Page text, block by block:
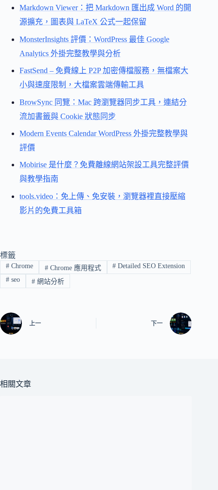
Markdown Viewer：把 Markdown 匯出成 Word 的開
源擴充，圖表與 LaTeX 公式一起保留
MonsterInsights 評價：WordPress 最佳 Google
Analytics 外掛完整教學與分析
FastSend – 免費線上 P2P 加密傳檔服務，無檔案大
小與速度限制，大檔案雲端傳輸工具
BrowSync 同覽：Mac 跨瀏覽器同步工具，連結分
流加書籤與 Cookie 狀態同步
Modern Events Calendar WordPress 外掛完整教學與
評價
Mobirise 是什麼？免費離線網站架設工具完整評價
與教學指南
tools.video：免上傳、免安裝，瀏覽器裡直接壓縮
影片的免費工具箱
標籤
#Chrome #Chrome 應用程式 # Detailed SEO Extension
#seo #網站分析
上一 下一
相關文章